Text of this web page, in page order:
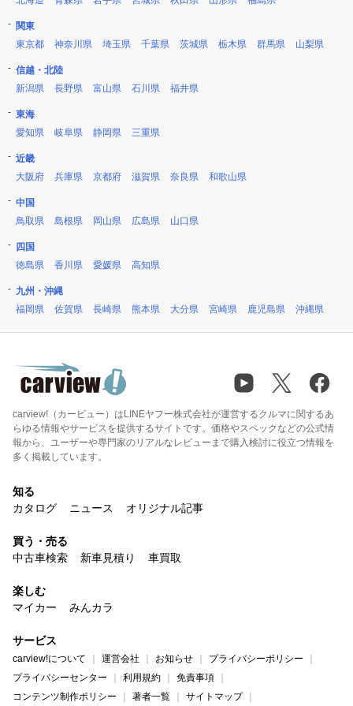
関東
東京都
神奈川県 埼玉県 千葉県 茨城県 栃木県 群馬県 山梨県
信越・北陸
新潟県
長野県 富山県 石川県 福井県
東海
愛知県
岐阜県 静岡県 三重県
近畿
大阪府
兵庫県 京都府 滋賀県 奈良県 和歌山県
中国
鳥取県
島根県 岡山県 広島県 山口県
四国
徳島県
香川県 愛媛県 高知県
九州・沖縄
福岡県
佐賀県 長崎県 熊本県 大分県 宮崎県 鹿児島県 沖縄県
carview!（カービュー）はLINEヤフー株式会社が運営するクルマに関するあ
らゆる情報やサービスを提供するサイトです。価格やスペックなどの公式情
報から、ユーザーや専門家のリアルなレビューまで購入検討に役立つ情報を
多く掲載しています。
知る
カタログ
ニュース オリジナル記事
買う・売る
中古車検索
新車見積り 車買取
楽しむ
マイカー
みんカラ
サービス
carview!について 運営会社 お知らせ
プライバシーポリシー
プライバシーセンター
利用規約
免責事項
コンテンツ制作ポリシー
著者一覧 サイトマップ